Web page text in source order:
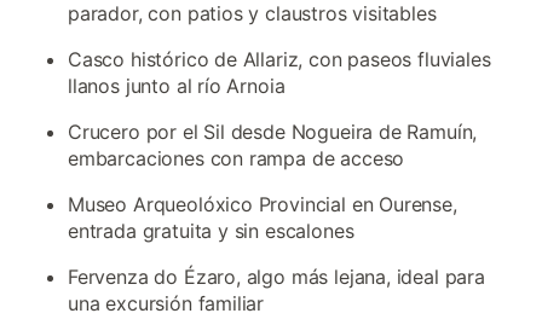
parador, con patios y claustros visitables
Casco histórico de Allariz, con paseos fluviales
llanos junto al río Arnoia
Crucero por el Sil desde Nogueira de Ramuín,
embarcaciones con rampa de acceso
Museo Arqueolóxico Provincial en Ourense,
entrada gratuita y sin escalones
Fervenza do Ézaro, algo más lejana, ideal para
una excursión familiar